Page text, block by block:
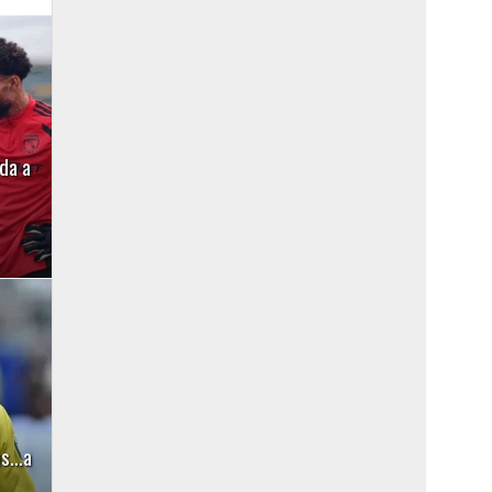
a